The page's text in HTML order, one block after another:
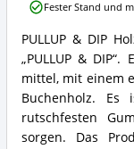
PULLUP
&
DIP
Holz
Parallettes
Was
PULLUP & DIP
„PULLUP &
mittel, mit einem
Buchenholz.
rutschfesten
sorgen. Das
Holz
Parallettes
Vorteile:
Was
spricht
für
Parallettes?
Fester Stand und